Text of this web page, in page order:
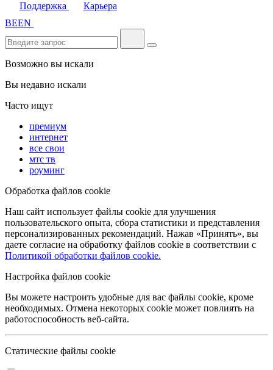
Поддержка
Карьера
BEEN
Возможно вы искали
Вы недавно искали
Часто ищут
премиум
интернет
все свои
мтс тв
роуминг
Обработка файлов cookie
Наш сайт использует файлы cookie для улучшения
пользовательского опыта, сбора статистики и представления
персонализированных рекомендаций. Нажав «Принять», вы
даете согласие на обработку файлов cookie в соответствии с
Политикой обработки файлов cookie.
Настройка файлов cookie
Вы можете настроить удобные для вас файлы cookie, кроме
необходимых. Отмена некоторых cookie может повлиять на
работоспособность веб-сайта.
Статические файлы cookie